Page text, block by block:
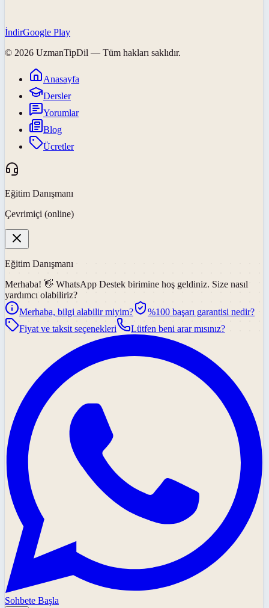
İndirGoogle Play
© 2026 UzmanTipDil — Tüm hakları saklıdır.
Anasayfa
Dersler
Yorumlar
Blog
Ücretler
Eğitim Danışmanı
Çevrimiçi (online)
Eğitim Danışmanı
Merhaba! 👋 WhatsApp Destek birimine hoş geldiniz. Size nasıl
yardımcı olabiliriz?
Merhaba, bilgi alabilir miyim?
%100 başarı garantisi nedir?
Fiyat ve taksit seçenekleri
Lütfen beni arar mısınız?
Sohbete Başla